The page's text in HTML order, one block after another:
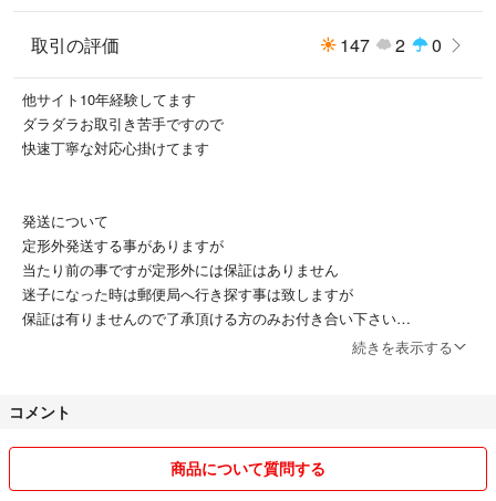
取引の評価 147 2 0
他サイト10年経験してます
ダラダラお取引き苦手ですので
快速丁寧な対応心掛けてます
発送について
定形外発送する事がありますが
当たり前の事ですが定形外には保証はありません
迷子になった時は郵便局へ行き探す事は致しますが
保証は有りませんので了承頂ける方のみお付き合い下さい
到着しないですっての事は過去有りません
商品は基本綺麗な物しか出しません
細かく状態書きますが気になる事は聞いて下さい
続きを表示する
コメント
商品について質問する